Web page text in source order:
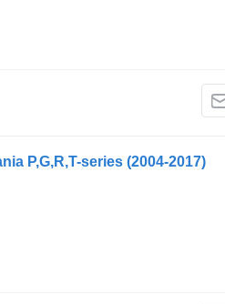
P,G,R,T-series (2004-2017)